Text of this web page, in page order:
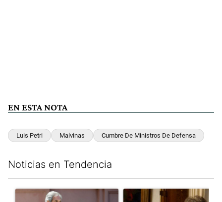
EN ESTA NOTA
Luis Petri Malvinas Cumbre De Ministros De Defensa
Noticias en Tendencia
Un artículo de tendencia con el título "Las incosistencias de
Un artículo de tendencia con